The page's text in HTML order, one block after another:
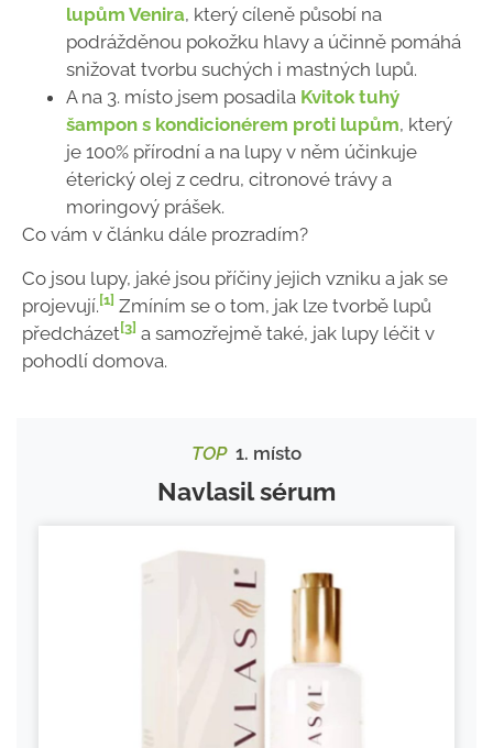
lupům Venira, který cíleně působí na
podrážděnou pokožku hlavy a účinně pomáhá
snižovat tvorbu suchých i mastných lupů.
A na 3. místo jsem posadila Kvitok tuhý
šampon s kondicionérem proti lupům, který
je 100% přírodní a na lupy v něm účinkuje
éterický olej z cedru, citronové trávy a
moringový prášek.
Co vám v článku dále prozradím?
Co jsou lupy, jaké jsou příčiny jejich vzniku a jak se
projevují. [1] Zmíním se o tom, jak lze tvorbě lupů
předcházet [3] a samozřejmě také, jak lupy léčit v
pohodlí domova.
TOP1. místo
Navlasil sérum